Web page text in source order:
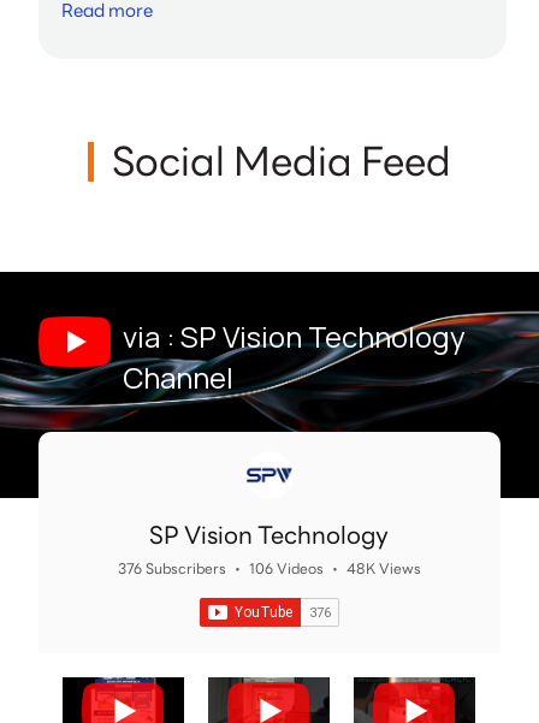
Read more
Social Media Feed
via : SP Vision Technology
Channel
SP Vision Technology
376 Subscribers • 106 Videos • 48K Views